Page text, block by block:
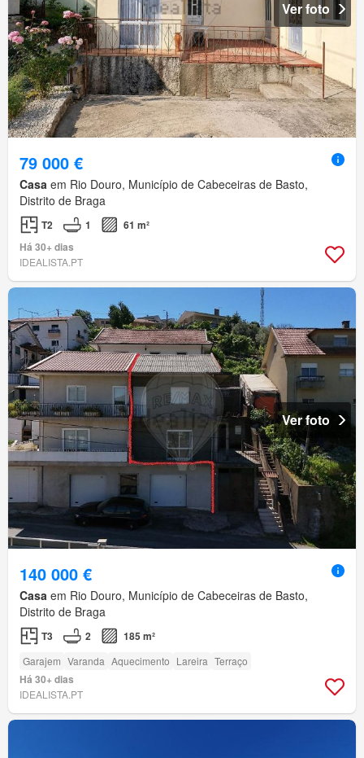
Ver foto
79 000 €
Casa em Rio Douro, Município de Cabeceiras de Basto,
Distrito de Braga
T2 1
61 m²
Há 30+ dias
IDEALISTA.PT
Ver foto
140 000 €
Casa em Rio Douro, Município de Cabeceiras de Basto,
Distrito de Braga
T3 2 185 m²
Garajem Varanda Aquecimento Lareira Terraço
Há 30+ dias
IDEALISTA.PT